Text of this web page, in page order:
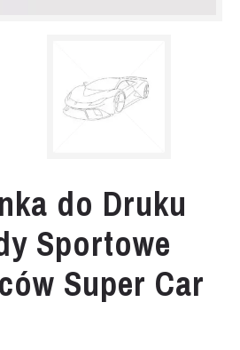
do Druku
Sportowe
Super Car